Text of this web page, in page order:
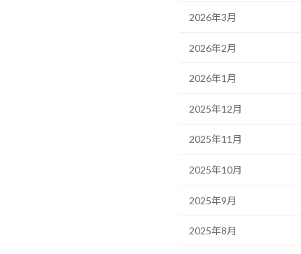
2026年3月
2026年2月
2026年1月
2025年12月
2025年11月
2025年10月
2025年9月
2025年8月